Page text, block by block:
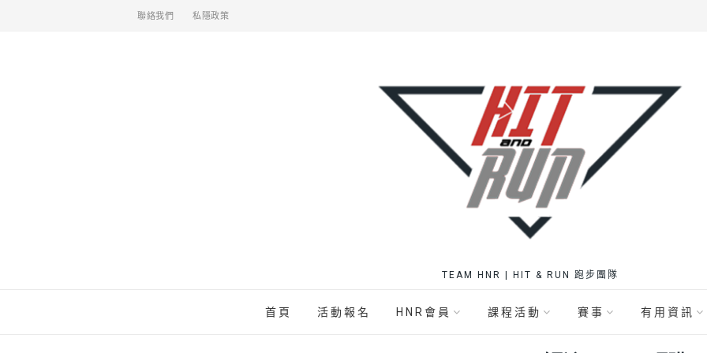
聯絡我們 私隱政策
TEAM HNR | HIT & RUN 跑步團隊
首頁 活動報名 HNR會員 課程活動 賽事 有用資訊